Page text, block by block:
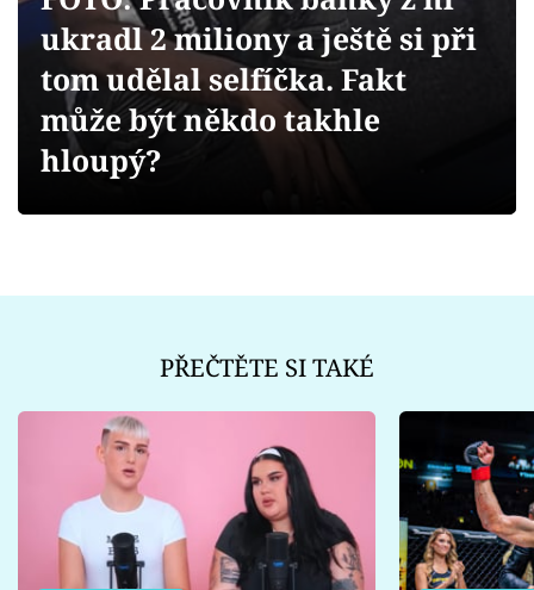
Videa
Sledujte prima+
ukradl 2 miliony a ještě si při
tom udělal selfíčka. Fakt
může být někdo takhle
hloupý?
PŘEČTĚTE SI TAKÉ